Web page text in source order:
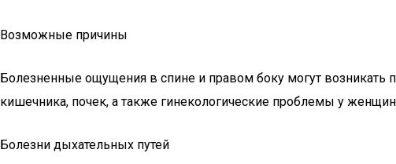
Возможные причины
Болезненные ощущения в спине и правом боку могут возникать
кишечника, почек, а также гинекологические проблемы у
Болезни дыхательных путей